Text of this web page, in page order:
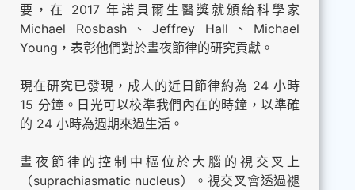
要，在 2017 年諾貝爾生醫獎就頒給科學家
Michael Rosbash、Jeffrey Hall、Michael
Young，表彰他們對於晝夜節律的研究貢獻。
現在研究已發現，成人的近日節律約為 24 小時
15 分鐘。日光可以校準我們內在的時鐘，以準確
的 24 小時為週期來過生活。
晝夜節律的控制中樞位於大腦的視交叉上
（suprachiasmatic nucleus）。視交叉會透過褪